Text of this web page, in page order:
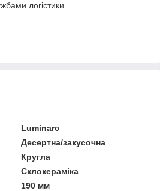
логістики
Luminarc
Десертна/закусочна
Кругла
Склокераміка
190 мм